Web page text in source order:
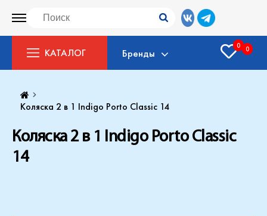
КАТАЛОГ Бренды
0 0
Коляска 2 в 1 Indigo Porto Classic 14
Коляска 2 в 1 Indigo Porto Classic
14